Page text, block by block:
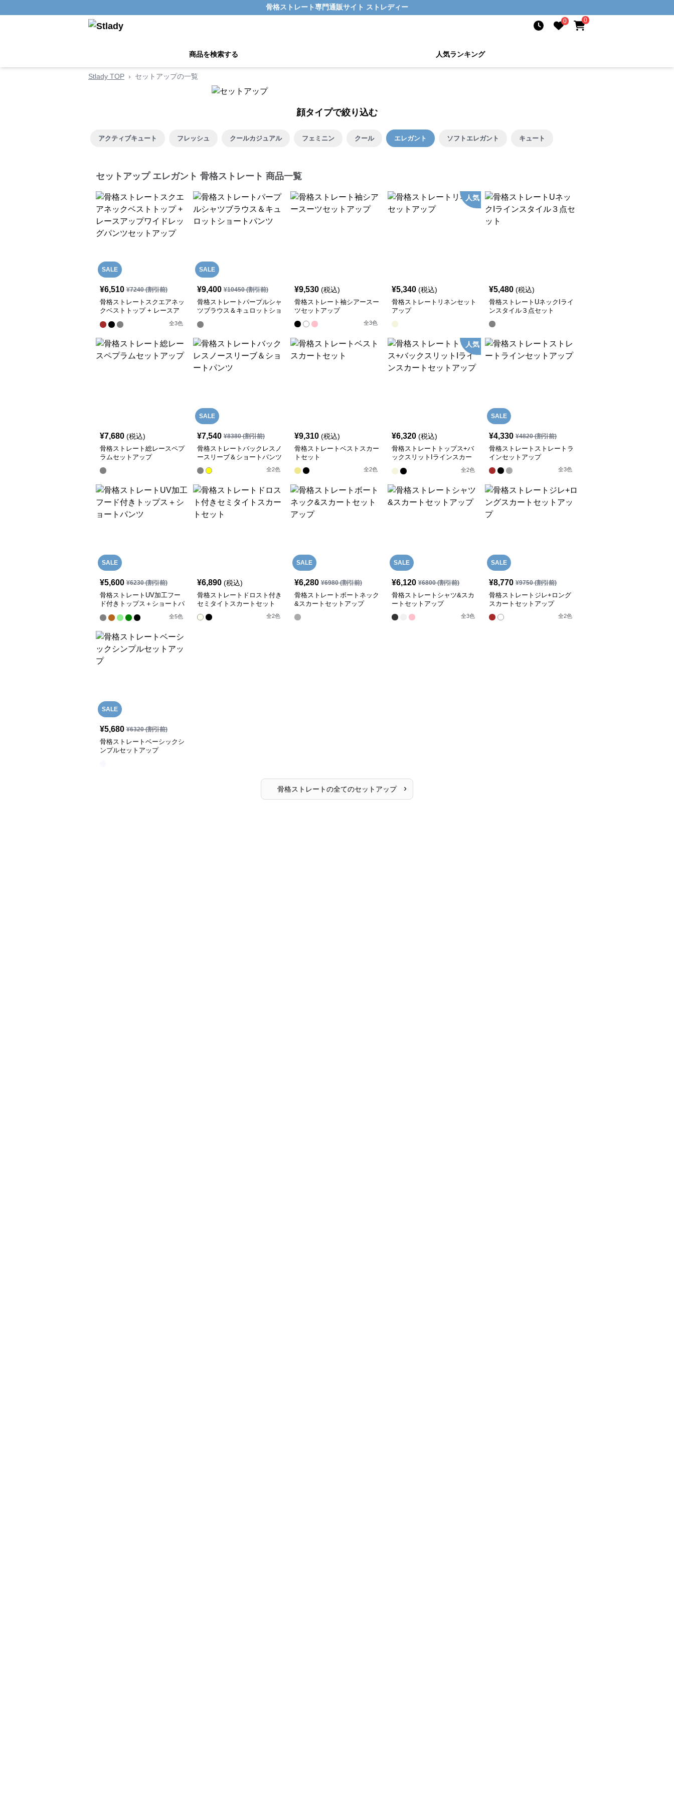
骨格ストレート専門通販サイト ストレディー
0 0
商品を検索する 人気ランキング
Stlady TOP › セットアップの一覧
顔タイプで絞り込む
アクティブキュート フレッシュ クールカジュアル フェミニン クール エレガント ソフトエレガント キュート
セットアップ エレガント 骨格ストレート 商品一覧
SALE
¥6,510 ¥7240(割引前)
骨格ストレートスクエアネッ
クベストトップ + レースア
ップワイドレッグパンツセッ
トアップ
全3色
SALE
¥9,400 ¥10450(割引前)
骨格ストレートパープルシャ
ツブラウス＆キュロットショ
¥9,530 (税込)
骨格ストレート袖シアースー
ツセットアップ
全3色
人気
¥5,340 (税込)
骨格ストレートリネンセット
アップ
¥5,480 (税込)
骨格ストレートUネックIライ
ンスタイル３点セット
¥7,680 (税込)
骨格ストレート総レースペプ
ラムセットアップ
SALE
¥7,540 ¥8380(割引前)
骨格ストレートバックレスノ
ースリーブ＆ショートパンツ
全2色
¥9,310 (税込)
骨格ストレートベストスカー
トセット
全2色
人気
¥6,320 (税込)
骨格ストレートトップス+バ
ックスリットIラインスカー
全2色
SALE
¥4,330 ¥4820(割引前)
骨格ストレートストレートラ
インセットアップ
全3色
SALE
¥5,600 ¥6230(割引前)
骨格ストレートUV加工フー
ド付きトップス＋ショートパ
全5色
¥6,890 (税込)
骨格ストレートドロスト付き
セミタイトスカートセット
全2色
SALE
¥6,280 ¥6980(割引前)
骨格ストレートボートネック
&スカートセットアップ
SALE
¥6,120 ¥6800(割引前)
骨格ストレートシャツ&スカ
ートセットアップ
全3色
SALE
¥8,770 ¥9750(割引前)
骨格ストレートジレ+ロング
スカートセットアップ
全2色
SALE
¥5,680 ¥6320(割引前)
骨格ストレートベーシックシ
ンプルセットアップ
骨格ストレートの全てのセットアップ ›